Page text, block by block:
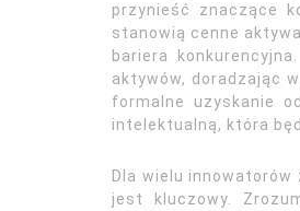
przynieść znaczące
stanowią cenne
bariera
aktywów, doradzając
formalne uzyskanie
intelektualną, która
Dla wielu
jest kluczowy.